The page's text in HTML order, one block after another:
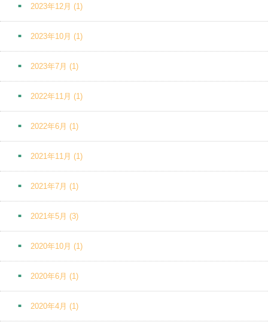
2023年12月 (1)
2023年10月 (1)
2023年7月 (1)
2022年11月 (1)
2022年6月 (1)
2021年11月 (1)
2021年7月 (1)
2021年5月 (3)
2020年10月 (1)
2020年6月 (1)
2020年4月 (1)